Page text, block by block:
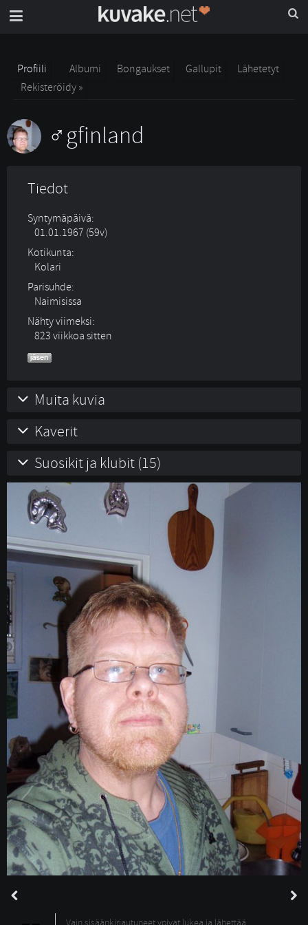
Profiili Albumi Bongaukset Gallupit
Lähetetyt
Rekisteröidy »
gfinland
Tiedot
Syntymäpäivä:
01.01.1967 (59v)
Kotikunta:
Kolari
Parisuhde:
Naimisissa
Nähty viimeksi:
823 viikkoa sitten
Muita kuvia
Kaverit
Suosikit ja klubit (15)
Vain sisäänkirjautuneet voivat lukea ja lähettää